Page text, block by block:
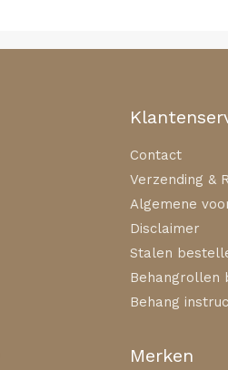
Contact
Verzending &
Algemene
Disclaimer
Stalen
Behangrollen
Behang
Merken